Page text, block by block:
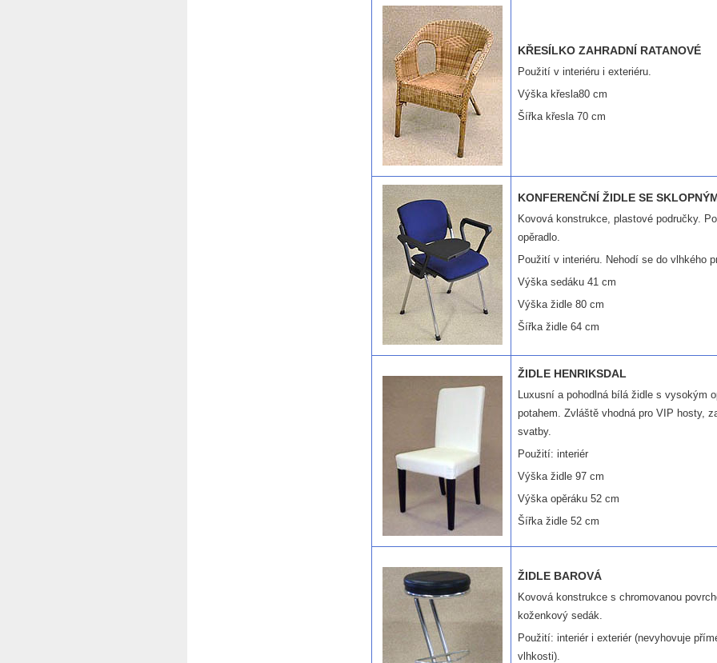
KŘESÍLKO ZAHRADNÍ RATANOVÉ
Použití v interiéru i exteriéru.
Výška křesla80 cm
Šířka křesla 70 cm
KONFERENČNÍ ŽIDLE SE
Kovová konstrukce, plastové područky.
opěradlo.
Použití v interiéru. Nehodí se do vlhkého
Výška sedáku 41 cm
Výška židle 80 cm
Šířka židle 64 cm
ŽIDLE HENRIKSDAL
Luxusní a pohodlná bílá židle s vysokým
potahem. Zvláště vhodná pro VIP hosty,
svatby.
Použití: interiér
Výška židle 97 cm
Výška opěráku 52 cm
Šířka židle 52 cm
ŽIDLE BAROVÁ
Kovová konstrukce s chromovanou
koženkový sedák.
Použití: interiér i exteriér (nevyhovuje
vlhkosti).